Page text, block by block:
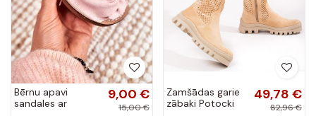
Bērnu apavi
sandales ar
9,00 €
15,00 €
Zamšādas garie
zābaki Potocki
49,78 €
82,96 €